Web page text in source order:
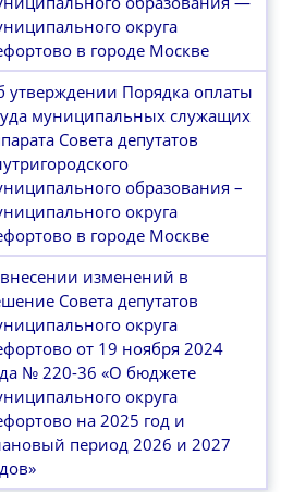
округа
в городе Москве
утверждении Порядка оплаты
муниципальных служащих
Совета депутатов
образования –
округа
в городе Москве
изменений в
Совета депутатов
округа
от 19 ноября 2024
№ 220-36 «О бюджете
округа
на 2025 год и
период 2026 и 2027